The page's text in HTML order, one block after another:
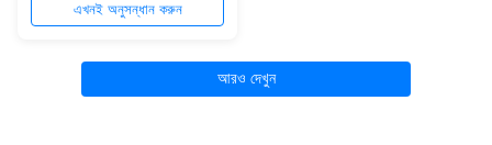
এখনই অনুসন্ধান করুন
আরও দেখুন